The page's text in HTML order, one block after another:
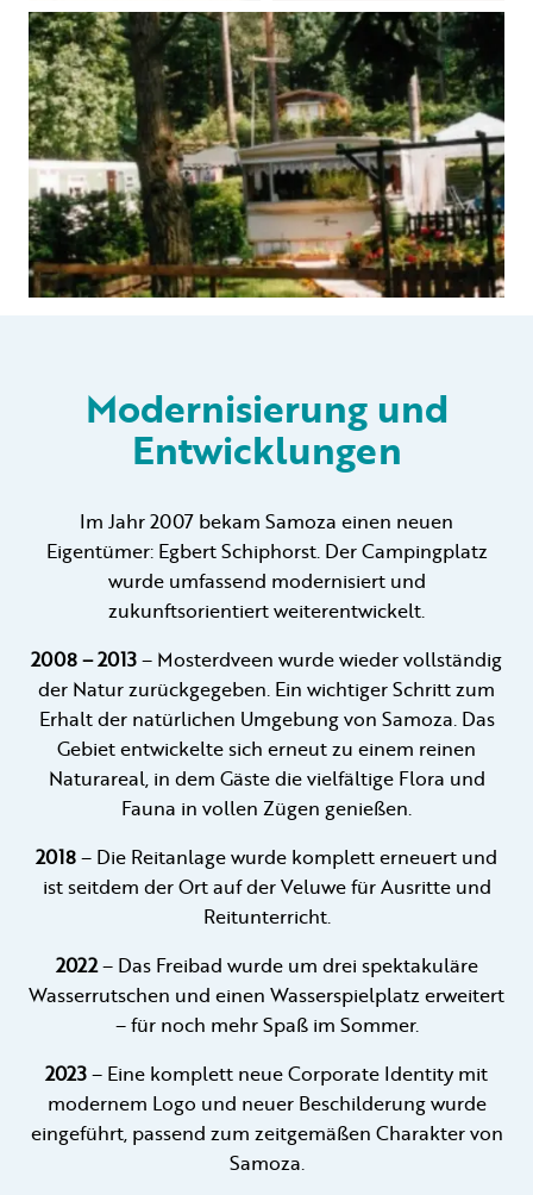
Modernisierung und
Entwicklungen
Im Jahr 2007 bekam Samoza einen neuen
Eigentümer: Egbert Schiphorst. Der Campingplatz
wurde umfassend modernisiert und
zukunftsorientiert weiterentwickelt.
2008 – 2013– Mosterdveen wurde wieder vollständig
der Natur zurückgegeben. Ein wichtiger Schritt zum
Erhalt der natürlichen Umgebung von Samoza. Das
Gebiet entwickelte sich erneut zu einem reinen
Naturareal, in dem Gäste die vielfältige Flora und
Fauna in vollen Zügen genießen.
2018– Die Reitanlage wurde komplett erneuert und
ist seitdem der Ort auf der Veluwe für Ausritte und
Reitunterricht.
2022– Das Freibad wurde um drei spektakuläre
Wasserrutschen und einen Wasserspielplatz erweitert
– für noch mehr Spaß im Sommer.
2023– Eine komplett neue Corporate Identity mit
modernem Logo und neuer Beschilderung wurde
eingeführt, passend zum zeitgemäßen Charakter von
Samoza.